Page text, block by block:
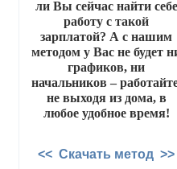
ли Вы сейчас найти себе
работу с такой
зарплатой? А с нашим
методом у Вас не будет
графиков, ни
начальников –
не выходя из дома, в
любое удобное время!
<< Скачать метод >>